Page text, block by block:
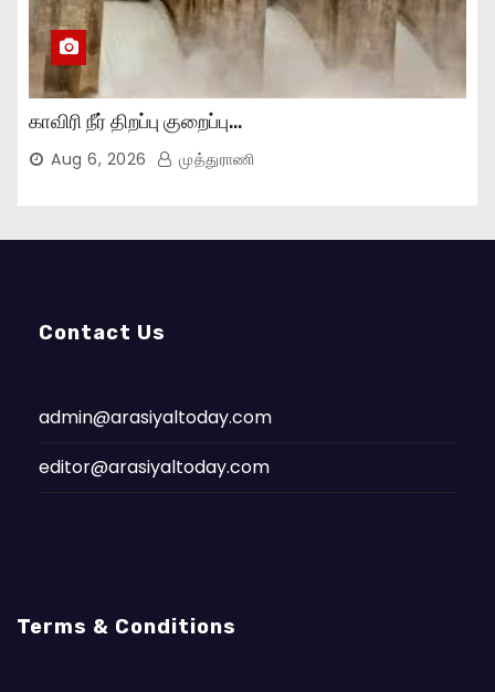
காவிரி நீர் திறப்பு குறைப்பு…
Aug 6, 2026 முத்துராணி
Contact Us
admin@arasiyaltoday.com
editor@arasiyaltoday.com
Terms & Conditions